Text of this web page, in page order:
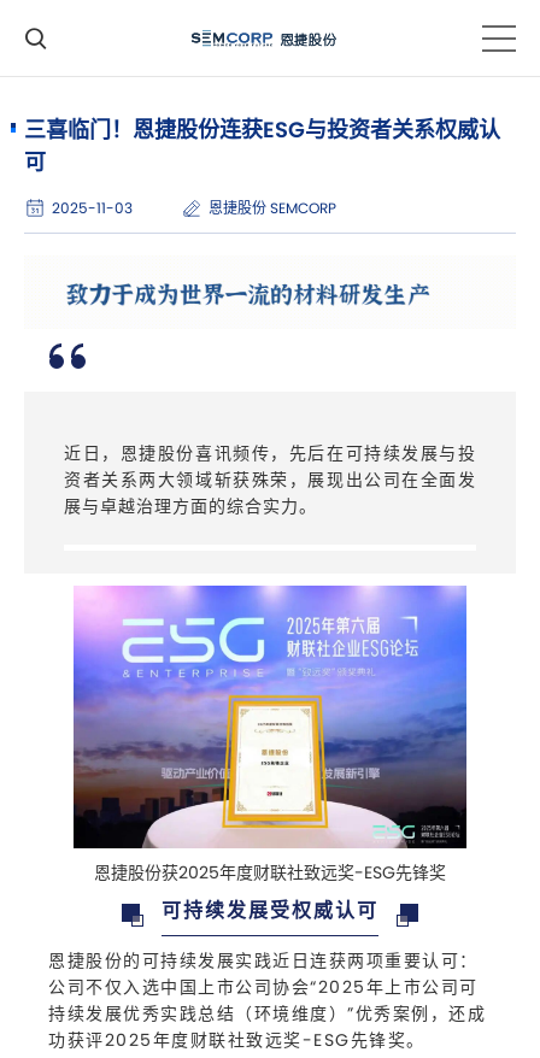
三喜临门！恩捷股份连获ESG与投资者关系权威认
可
2025-11-03 恩捷股份 SEMCORP
近日，恩捷股份喜讯频传，先后在可持续发展与投
资者关系两大领域斩获殊荣，展现出公司在全面发
展与卓越治理方面的综合实力。
恩捷股份获2025年度财联社致远奖-ESG先锋奖
可持续发展受权威认可
恩捷股份 的可持续发展实践近日连获两项重要认可：
公司不仅入选中国上市公司协会“2025年上市公司可
持续发展优秀实践总结（环境维度）”优秀案例，还成
功获评2025年度财联社致远奖-ESG先锋奖。